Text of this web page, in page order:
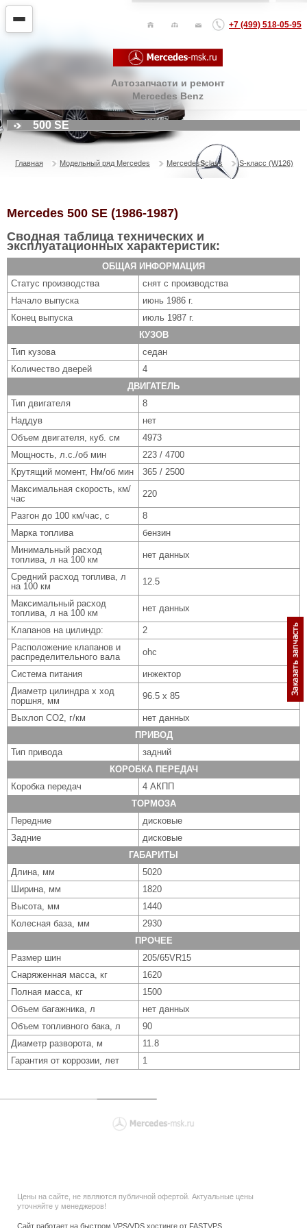
+7 (499) 518-05-95
Автозапчасти и ремонт
Mercedes Benz
500 SE
Главная Модельный ряд Mercedes MercedesSclass S-класс (W126)
Mercedes 500 SE (1986-1987)
Сводная таблица технических и
эксплуатационных характеристик:
ОБЩАЯ ИНФОРМАЦИЯ
Статус производства
снят с производства
Начало выпуска
июнь 1986 г.
Конец выпуска
июль 1987 г.
КУЗОВ
Тип кузова
седан
Количество дверей
4
ДВИГАТЕЛЬ
Тип двигателя
8
Наддув
нет
Объем двигателя, куб. см
4973
Мощность, л.с./об мин
223 / 4700
Крутящий момент, Нм/об мин
365 / 2500
Максимальная скорость, км/
час
220
Разгон до 100 км/час, с
8
Марка топлива
бензин
Минимальный расход
топлива, л на 100 км
нет данных
Средний расход топлива, л
на 100 км
12.5
Максимальный расход
топлива, л на 100 км
нет данных
Клапанов на цилиндр:
2
Расположение клапанов и
распределительного вала
ohc
Система питания
инжектор
Диаметр цилиндра x ход
поршня, мм
96.5 x 85
Выхлоп CO2, г/км
нет данных
ПРИВОД
Тип привода
задний
КОРОБКА ПЕРЕДАЧ
Коробка передач
4 АКПП
ТОРМОЗА
Передние
дисковые
Задние
дисковые
ГАБАРИТЫ
Длина, мм
5020
Ширина, мм
1820
Высота, мм
1440
Колесная база, мм
2930
ПРОЧЕЕ
Размер шин
205/65VR15
Снаряженная масса, кг
1620
Полная масса, кг
1500
Объем багажника, л
нет данных
Объем топливного бака, л
90
Диаметр разворота, м
11.8
Гарантия от коррозии, лет
1
Цены на сайте, не являются публичной офертой. Актуальные цены
уточняйте у менеджеров!
Сайт работает на быстром VPS/VDS хостинге от FASTVPS